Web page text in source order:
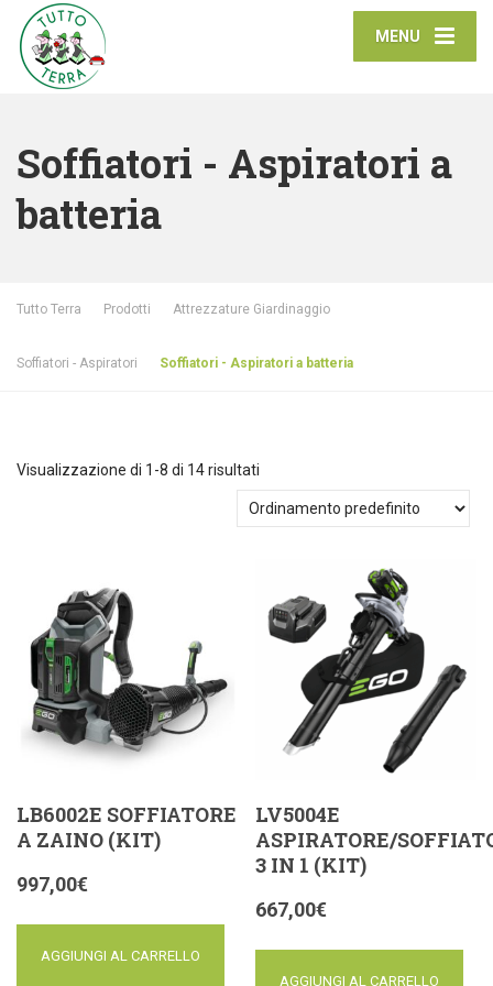
MENU
Soffiatori - Aspiratori a
batteria
Tutto Terra Prodotti Attrezzature Giardinaggio
Soffiatori - Aspiratori Soffiatori - Aspiratori a batteria
Visualizzazione di 1-8 di 14 risultati
LB6002E SOFFIATORE
A ZAINO (KIT)
997,00€
AGGIUNGI AL CARRELLO
LV5004E
ASPIRATORE/
3 IN 1 (KIT)
667,00€
AGGIUNGI AL CARRELLO